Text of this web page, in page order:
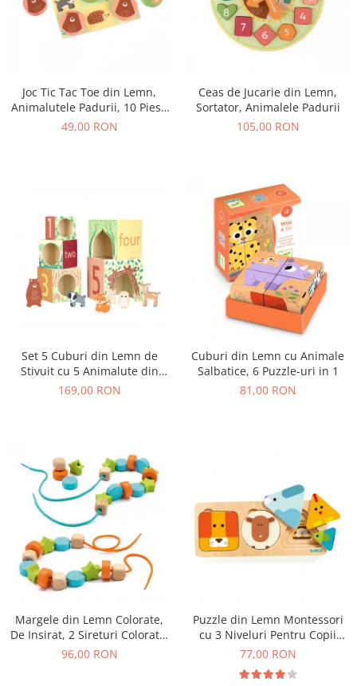
Joc Tic Tac Toe din Lemn,
Animalutele Padurii, 10 Piese
in Punga Textila
49,00 RON
Ceas de Jucarie din Lemn,
Sortator, Animalele Padurii
105,00 RON
Set 5 Cuburi din Lemn de
Stivuit cu 5 Animalute din
Padure
169,00 RON
Cuburi din Lemn cu Animale
Salbatice, 6 Puzzle-uri in 1
81,00 RON
Margele din Lemn Colorate,
De Insirat, 2 Sireturi Colorate,
24 Margele
96,00 RON
Puzzle din Lemn Montessori
cu 3 Niveluri Pentru Copii
Mici, Animale si Forme
77,00 RON